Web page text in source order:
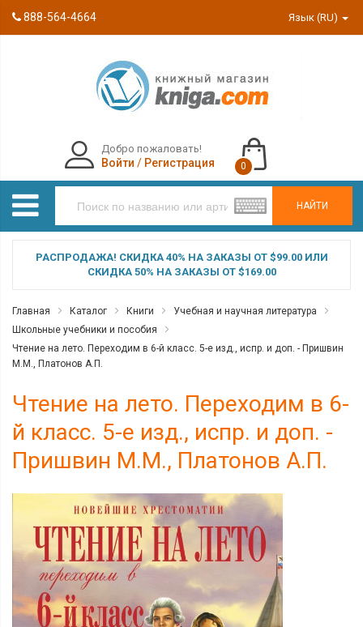
888-564-4664 Язык (RU)
НАЙТИ
Добро пожаловать!
Войти / Регистрация 0
РАСПРОДАЖА! СКИДКА 40% НА ЗАКАЗЫ ОТ $99.00 ИЛИ
СКИДКА 50% НА ЗАКАЗЫ ОТ $169.00
Главная Каталог Книги
Учебная и научная литература
Школьные учебники и пособия
Чтение на лето. Переходим в 6-й класс. 5-е изд., испр. и доп. - Пришвин
М.М., Платонов А.П.
Чтение на лето. Переходим в 6-
й класс. 5-е изд., испр. и доп. -
Пришвин М.М., Платонов А.П.